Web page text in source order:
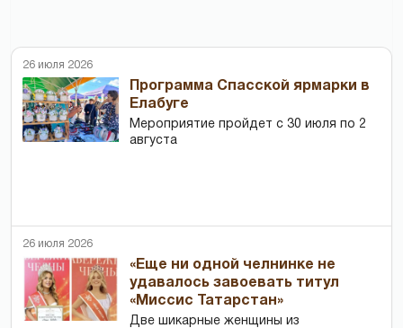
26 июля 2026
Программа Спасской ярмарки в
Елабуге
Мероприятие пройдет с 30 июля по 2
августа
26 июля 2026
«Еще ни одной челнинке не
удавалось завоевать титул
«Миссис Татарстан»
Две шикарные женщины из